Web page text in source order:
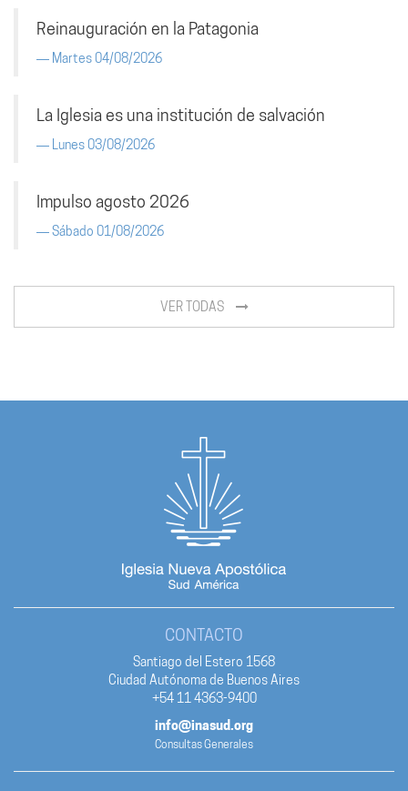
Reinauguración en la Patagonia
Martes 04/08/2026
La Iglesia es una institución de salvación
Lunes 03/08/2026
Impulso agosto 2026
Sábado 01/08/2026
VER TODAS
CONTACTO
Santiago del Estero 1568
Ciudad Autónoma de Buenos Aires
+54 11 4363-9400
info@inasud.org
Consultas Generales